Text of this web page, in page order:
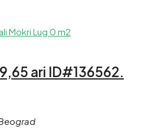
ari ID#136562.